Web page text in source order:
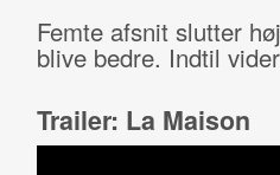
Femte afsnit slutter
blive bedre. Indtil
Trailer: La Maison